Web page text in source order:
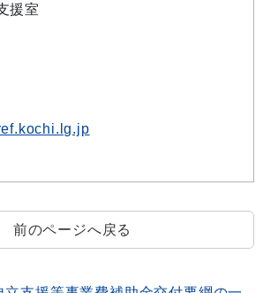
援室
前のページへ戻る